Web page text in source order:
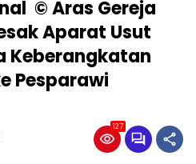
© Aras Gereja
Aparat Usut
Keberangkatan
Pesparawi
127